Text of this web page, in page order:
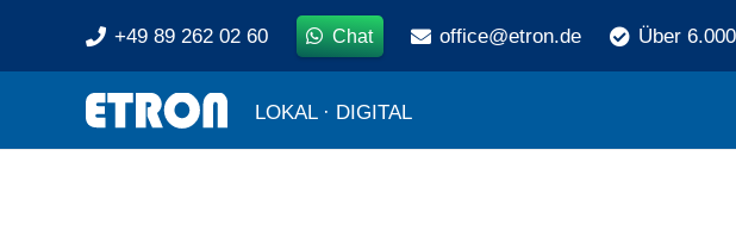
+49 89 262 02 60 Chat office@etron.de Über
LOKAL · DIGITAL